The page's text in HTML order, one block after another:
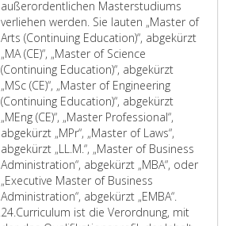
n
i
e
2
0
0
5
/
3
6
/
E
G
ü
5
/
3
/
E
G
.
S
i
e
s
i
n
n
g
d
s
k
ü
n
s
t
l
e
r
i
e
l
e
t
e
t
e
r
M
a
s
t
I
S
C
E
D
F
i
e
l
d
s
o
f
E
i
e
U
i
t
s
l
o
r
r
a
d
e
i
n
U
i
v
e
r
2
3
a
außerordentlichen Masterstudiums
verliehen werden. Sie lauten „Master of
Arts (Continuing Education)“, abgekürzt
„MA (CE)“, „Master of Science
(Continuing Education)“, abgekürzt
„MSc (CE)“, „Master of Engineering
(Continuing Education)“, abgekürzt
„MEng (CE)“, „Master Professional“,
abgekürzt „MPr“, „Master of Laws“,
abgekürzt „LL.M.“, „Master of Business
Administration“, abgekürzt „MBA“, oder
„Executive Master of Business
Administration“, abgekürzt „EMBA“.
a
24.Z
Curriculum ist die Verordnung, mit